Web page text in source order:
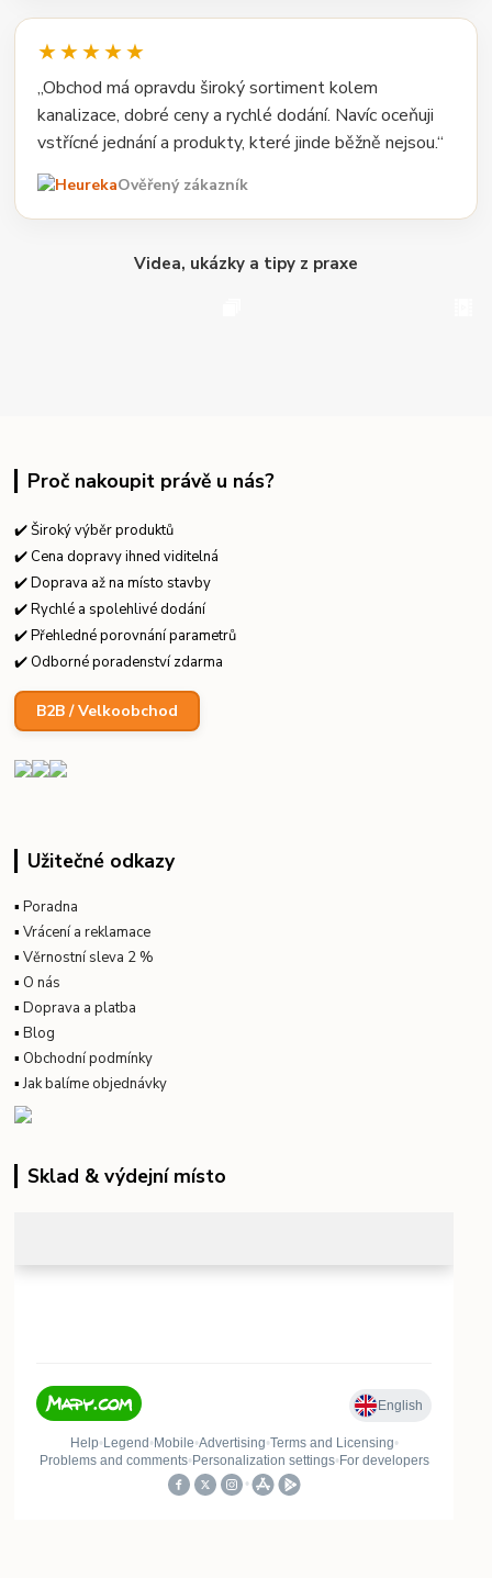
★★★★★
„Obchod má opravdu široký sortiment kolem
kanalizace, dobré ceny a rychlé dodání. Navíc oceňuji
vstřícné jednání a produkty, které jinde běžně nejsou.“
Ověřený zákazník
Videa, ukázky a tipy z praxe
Proč nakoupit právě u nás?
✔️ Široký výběr produktů
✔️ Cena dopravy ihned viditelná
✔️ Doprava až na místo stavby
✔️ Rychlé a spolehlivé dodání
✔️ Přehledné porovnání parametrů
✔️ Odborné poradenství zdarma
B2B / Velkoobchod
Užitečné odkazy
▪Poradna
▪Vrácení a reklamace
▪Věrnostní sleva 2 %
▪ O nás
▪Doprava a platba
▪Blog
▪ Obchodní podmínky
▪Jak balíme objednávky
Sklad & výdejní místo